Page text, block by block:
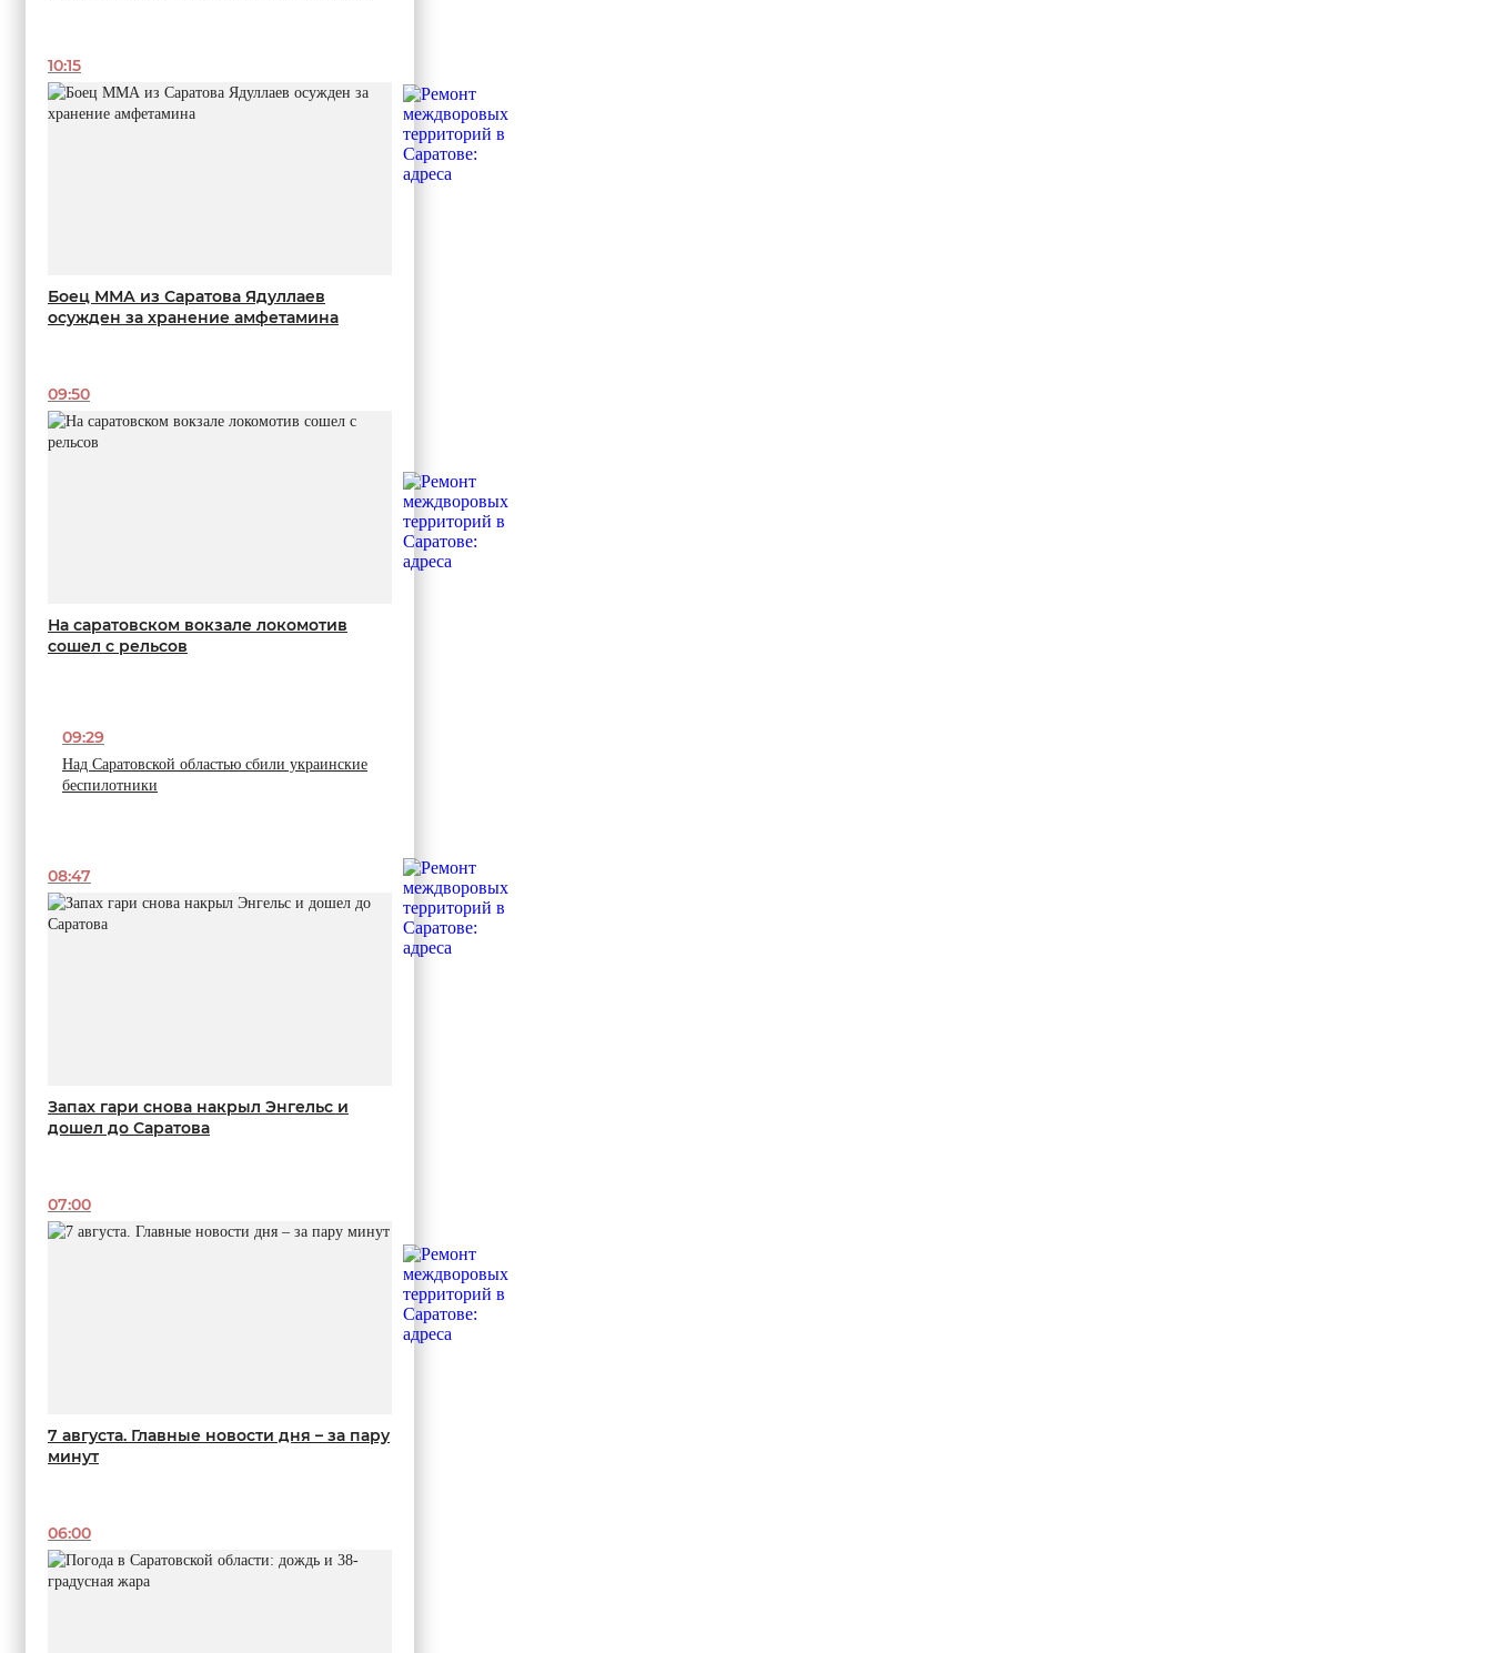
10:15
Боец ММА из Саратова Ядуллаев
осужден за хранение амфетамина
09:50
На саратовском вокзале локомотив
сошел с рельсов
09:29
Над Саратовской областью сбили украинские
беспилотники
08:47
Запах гари снова накрыл Энгельс и
дошел до Саратова
07:00
7 августа. Главные новости дня – за пару
минут
06:00